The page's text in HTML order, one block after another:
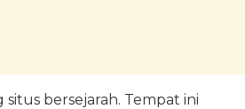
bersejarah. Tempat ini